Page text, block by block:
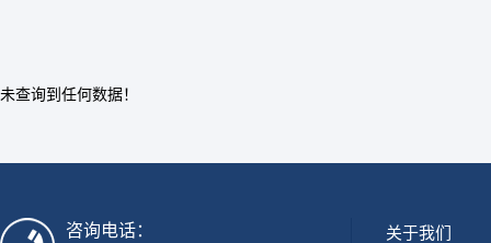
未查询到任何数据！
咨询电话： 关于我们